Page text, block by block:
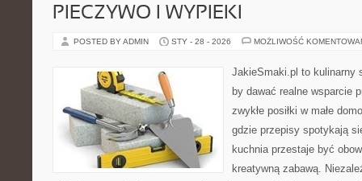
PIECZYWO I WYPIEKI
POSTED BY ADMIN STY - 28 - 2026 MOŻLIWOŚĆ
JakieSmaki.pl to kulinarny
by dawać realne wsparcie
zwykłe posiłki w małe
gdzie przepisy spotykają
kuchnia przestaje być
kreatywną zabawą.